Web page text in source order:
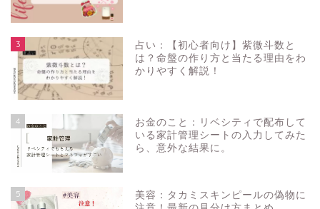
3
占い：【初心者向け】紫微斗数と
は？命盤の作り方と当たる理由をわ
かりやすく解説！
4
お金のこと：リベシティで配布して
いる家計管理シートの入力してみた
ら、意外な結果に。
5
美容：タカミスキンピールの偽物に